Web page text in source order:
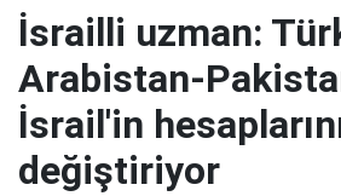
İsrailli uzman:
Arabistan-
İsrail'in
değiştiriyor